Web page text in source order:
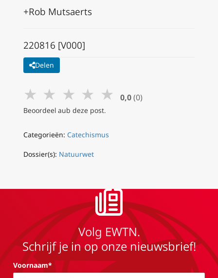
+Rob Mutsaerts
220816 [V000]
Delen
★ ★ ★ ★ ★ 0,0 (0)
Beoordeel aub deze post.
Categorieën: Catechismus
Dossier(s): Natuurwet
Volg EWTN.
Schrijf je in op onze nieuwsbrief!
Voornaam*